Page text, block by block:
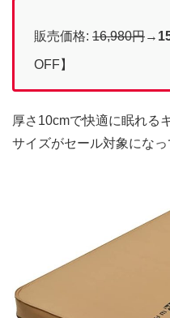
販売価格: 16,980円→
OFF】
厚さ10cmで快適に眠れる
サイズがセール対象にな